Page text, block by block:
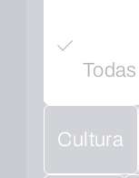
Todas
Cultura